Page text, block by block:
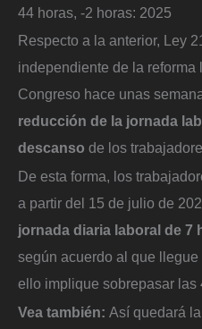
44 horas, -2 horas: 2025
Respecto a la anterior, Ley
independiente de la reforma
Congreso hace unas
reducción de la jornada
descanso de los
De esta forma, los
a partir del 15 de julio de
jornada diaria laboral de 7
según acuerdo al que
ello implique sobrepasar las
Vea también: Así quedará